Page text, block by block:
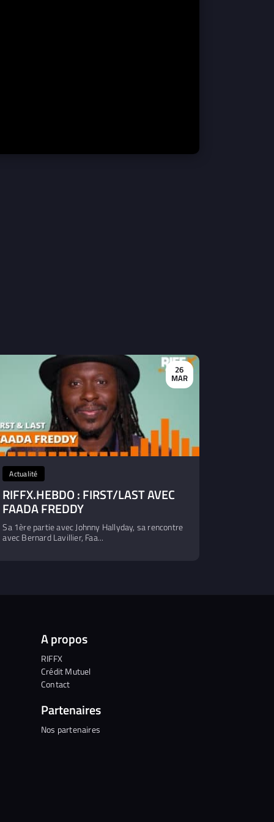
26
MAR
Actualité
RIFFX.HEBDO : FIRST/LAST AVEC
FAADA FREDDY
Sa 1ère partie avec Johnny Hallyday, sa rencontre
avec Bernard Lavillier, Faa...
A propos
RIFFX
Crédit Mutuel
Contact
Partenaires
Nos partenaires